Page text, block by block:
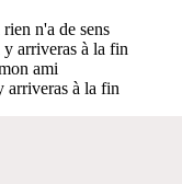
n'a de sens
arriveras à la fin
ami
arriveras à la fin